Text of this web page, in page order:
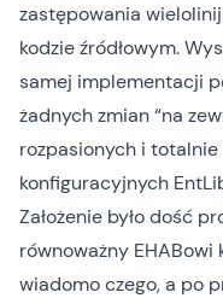
zastępowania
kodzie źródłowym.
samej implementacji
żadnych zmian “na
rozpasionych i totalnie
konfiguracyjnych
Założenie było dość
równoważny
wiadomo czego, a po